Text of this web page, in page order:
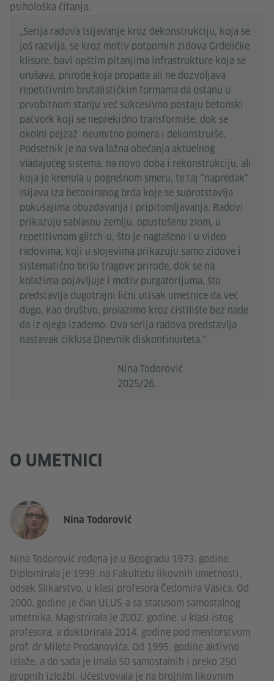
psihološka čitanja.
„Serija radova Isijavanje kroz dekonstrukciju, koja se
još razvija, se kroz motiv potpornih zidova Grdeličke
klisure, bavi opštim pitanjima infrastrukture koja se
urušava, prirode koja propada ali ne dozvoljava
repetitivnim brutalističkim formama da ostanu u
prvobitnom stanju već sukcesivno postaju betonski
pačvork koji se neprekidno transformiše, dok se
okolni pejzaž neumitno pomera i dekonstruiše.
Podsetnik je na sva lažna obećanja aktuelnog
vladajućeg sistema, na novo doba i rekonstrukciju, ali
koja je krenula u pogrešnom smeru, te taj "napredak"
isijava iza betoniranog brda koje se suprotstavlja
pokušajima obuzdavanja i pripitomljavanja. Radovi
prikazuju sablasnu zemlju, opustošenu zlom, u
repetitivnom glitch-u, što je naglašeno i u video
radovima, koji u slojevima prikazuju samo zidove i
sistematično brišu tragove prirode, dok se na
kolažima pojavljuje i motiv purgatorijuma, što
predstavlja dugotrajni lični utisak umetnice da već
dugo, kao društvo, prolazimo kroz čistilište bez nade
da iz njega izađemo. Ova serija radova predstavlja
nastavak ciklusa Dnevnik diskontinuiteta.“
Nina Todorović
2025/26.
O UMETNICI
Nina Todorović
Nina Todorović rođena je u Beogradu 1973. godine.
Diplomirala je 1999. na Fakultetu likovnih umetnosti,
odsek Slikarstvo, u klasi profesora Čedomira Vasića. Od
2000. godine je član ULUS-a sa statusom samostalnog
umetnika. Magistrirala je 2002. godine, u klasi istog
profesora, a doktorirala 2014. godine pod mentorstvom
prof. dr Milete Prodanovića. Od 1995. godine aktivno
izlaže, a do sada je imala 50 samostalnih i preko 250
grupnih izložbi. Učestvovala je na brojnim likovnim